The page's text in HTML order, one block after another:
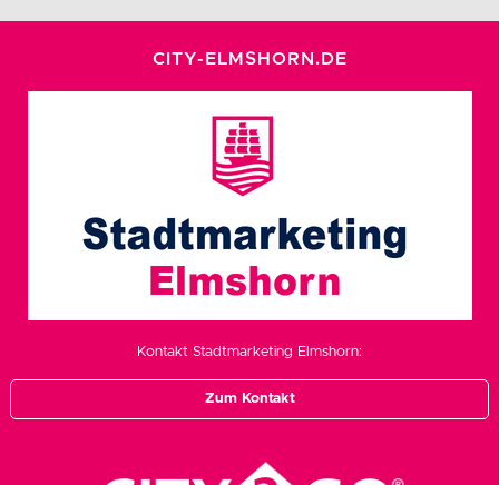
CITY-ELMSHORN.DE
Kontakt Stadtmarketing Elmshorn:
Zum Kontakt